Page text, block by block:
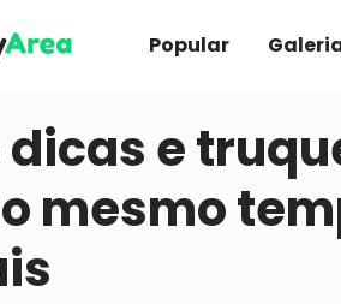
Popular
dicas e
mesmo